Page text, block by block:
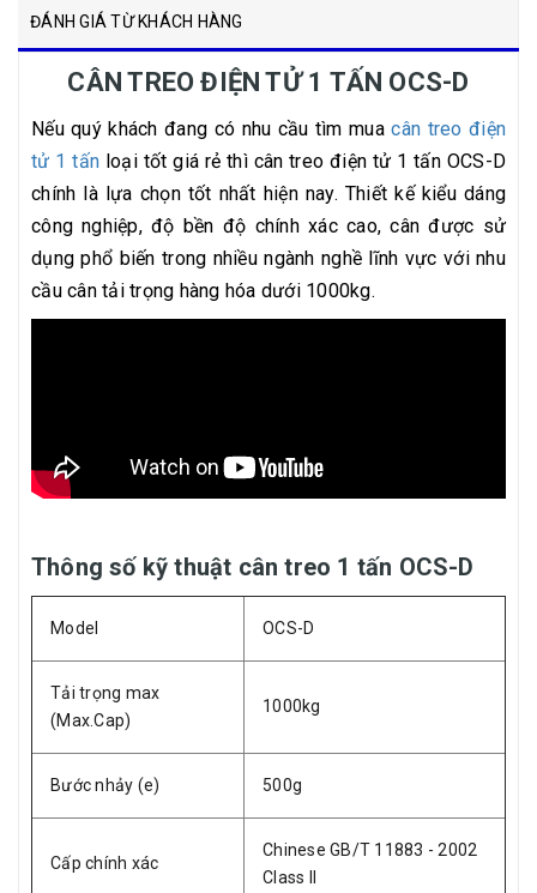
ĐÁNH GIÁ TỪ KHÁCH HÀNG
CÂN TREO ĐIỆN TỬ 1 TẤN OCS-D
Nếu quý khách đang có nhu cầu tìm muacân treo điện
tử 1 tấn loại tốt giá rẻ thì cân treo điện tử 1 tấn OCS-D
chính là lựa chọn tốt nhất hiện nay. Thiết kế kiểu dáng
công nghiệp, độ bền độ chính xác cao, cân được sử
dụng phổ biến trong nhiều ngành nghề lĩnh vực với nhu
cầu cân tải trọng hàng hóa dưới 1000kg.
Thông số kỹ thuật cân treo 1 tấn OCS-D
Model OCS-D
Tải trọng max
(Max.Cap)
1000kg
Bước nhảy (e) 500g
Cấp chính xác
Chinese GB/T 11883 - 2002
Class II